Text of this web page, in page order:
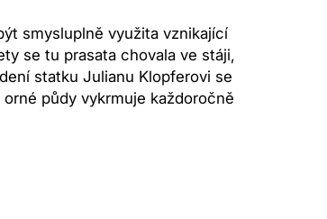
smysluplně využita vznikající
se tu prasata chovala ve stáji,
statku Julianu Klopferovi se
půdy vykrmuje každoročně